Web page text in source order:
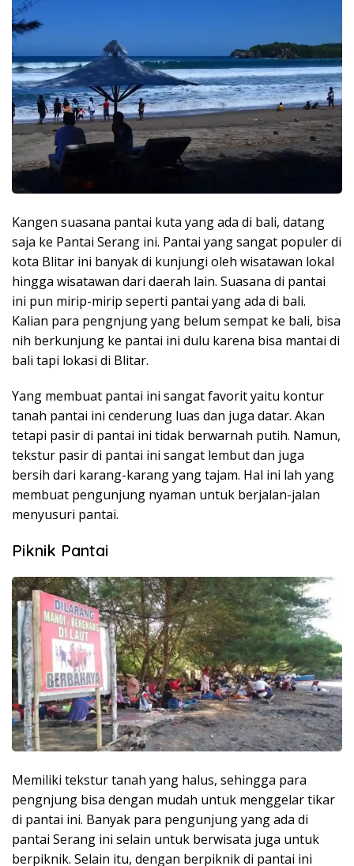
Kangen suasana pantai kuta yang ada di bali, datang
saja ke Pantai Serang ini. Pantai yang sangat populer di
kota Blitar ini banyak di kunjungi oleh wisatawan lokal
hingga wisatawan dari daerah lain. Suasana di pantai
ini pun mirip-mirip seperti pantai yang ada di bali.
Kalian para pengnjung yang belum sempat ke bali, bisa
nih berkunjung ke pantai ini dulu karena bisa mantai di
bali tapi lokasi di Blitar.
Yang membuat pantai ini sangat favorit yaitu kontur
tanah pantai ini cenderung luas dan juga datar. Akan
tetapi pasir di pantai ini tidak berwarnah putih. Namun,
tekstur pasir di pantai ini sangat lembut dan juga
bersih dari karang-karang yang tajam. Hal ini lah yang
membuat pengunjung nyaman untuk berjalan-jalan
menyusuri pantai.
Piknik Pantai
Memiliki tekstur tanah yang halus, sehingga para
pengnjung bisa dengan mudah untuk menggelar tikar
di pantai ini. Banyak para pengunjung yang ada di
pantai Serang ini selain untuk berwisata juga untuk
berpiknik. Selain itu, dengan berpiknik di pantai ini